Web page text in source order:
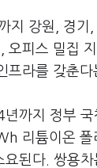
지 강원, 경기
오피스 밀집
라를 갖춘다
까지 정부 국
리튬이온 폴
된다. 쌍용